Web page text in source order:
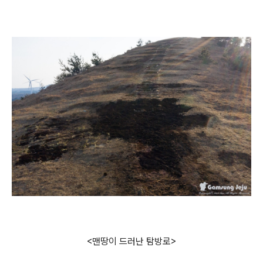
<맨땅이 드러난 탐방로>